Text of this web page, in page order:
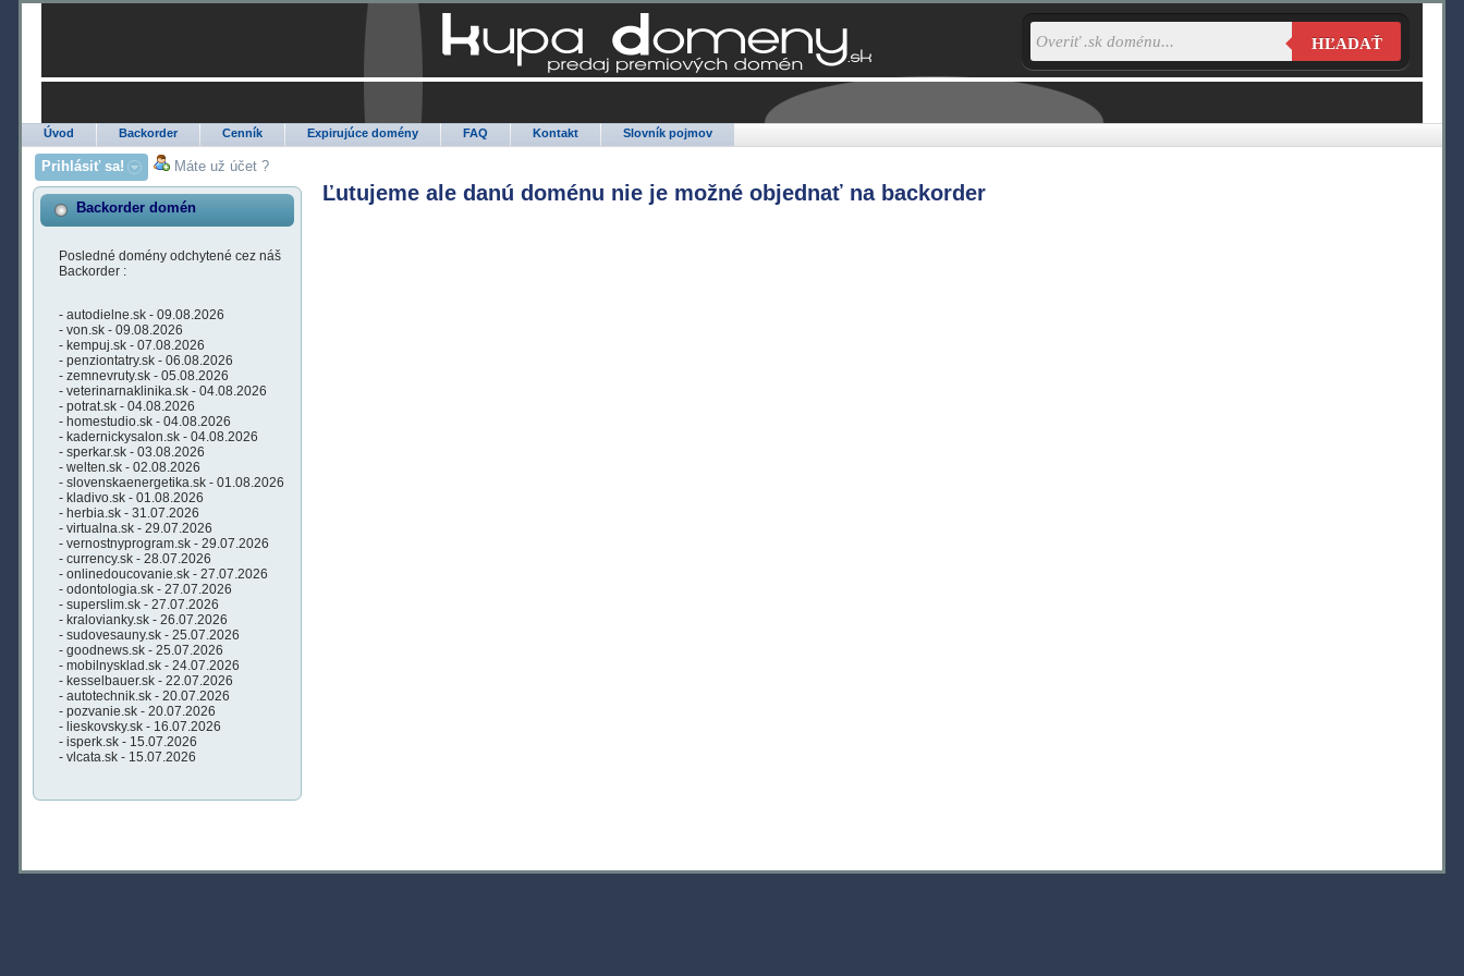
Úvod Backorder Cenník Expirujúce domény FAQ Kontakt Slovník pojmov
HĽADAŤ
Prihlásiť sa! Máte už účet ?
Backorder domén
Posledné domény odchytené cez náš
Backorder :
- autodielne.sk - 09.08.2026
- von.sk - 09.08.2026
- kempuj.sk - 07.08.2026
- penziontatry.sk - 06.08.2026
- zemnevruty.sk - 05.08.2026
- veterinarnaklinika.sk - 04.08.2026
- potrat.sk - 04.08.2026
- homestudio.sk - 04.08.2026
- kadernickysalon.sk - 04.08.2026
- sperkar.sk - 03.08.2026
- welten.sk - 02.08.2026
- slovenskaenergetika.sk - 01.08.2026
- kladivo.sk - 01.08.2026
- herbia.sk - 31.07.2026
- virtualna.sk - 29.07.2026
- vernostnyprogram.sk - 29.07.2026
- currency.sk - 28.07.2026
- onlinedoucovanie.sk - 27.07.2026
- odontologia.sk - 27.07.2026
- superslim.sk - 27.07.2026
- kralovianky.sk - 26.07.2026
- sudovesauny.sk - 25.07.2026
- goodnews.sk - 25.07.2026
- mobilnysklad.sk - 24.07.2026
- kesselbauer.sk - 22.07.2026
- autotechnik.sk - 20.07.2026
- pozvanie.sk - 20.07.2026
- lieskovsky.sk - 16.07.2026
- isperk.sk - 15.07.2026
- vlcata.sk - 15.07.2026
Ľutujeme ale danú doménu nie je možné objednať na backorder